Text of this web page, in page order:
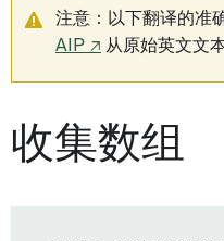
注意：以下翻译的准
AIP ↗ 从原始英文文
收集数组